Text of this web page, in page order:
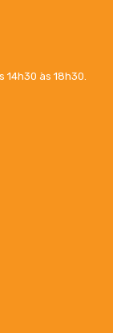
14h30 às 18h30.